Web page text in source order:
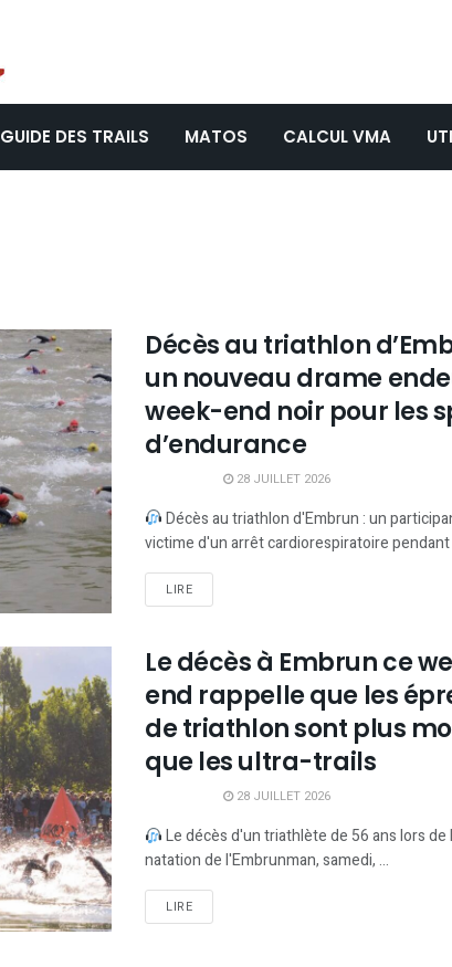
GUIDE DES TRAILS MATOS CALCUL VMA
Décès au triathlon
un nouveau drame
week-end noir pour les
d’endurance
28 JUILLET 2026
Décès au triathlon d'Embrun : un
victime d'un arrêt cardiorespiratoire pendant
LIRE
Le décès à Embrun ce
end rappelle que les
de triathlon sont plus
que les ultra-trails
28 JUILLET 2026
Le décès d'un triathlète de 56 ans lors
natation de l'Embrunman, samedi, ...
LIRE